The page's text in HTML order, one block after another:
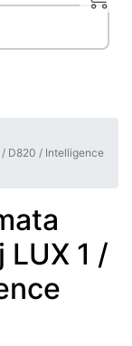
D820 / Intelligence
1 /